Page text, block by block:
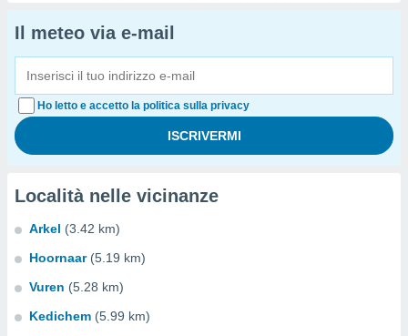
Il meteo via e-mail
Ho letto e accetto la politica sulla privacy
Località nelle vicinanze
Arkel (3.42 km)
Hoornaar (5.19 km)
Vuren (5.28 km)
Kedichem (5.99 km)